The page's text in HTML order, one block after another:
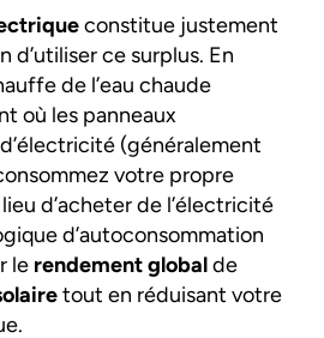
constitue justement
d’utiliser ce surplus. En
de l’eau chaude
où les panneaux
(généralement
votre propre
d’acheter de l’électricité
d’autoconsommation
le rendement globalde
tout en réduisant votre